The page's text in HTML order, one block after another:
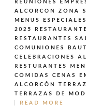
REUNIONES
ALCORCON ZONA
MENUS
2025
RESTAURANTES
COMUNIONES
CELEBRACIONES
RESTURANTES
COMIDAS CENAS
ALCORCÓN
TERRAZAS DE
READ MORE